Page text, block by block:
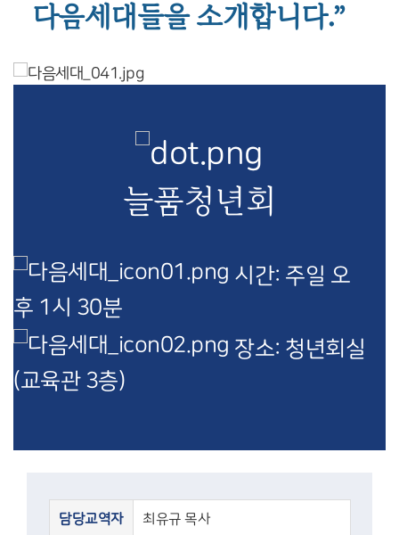
다음세대들을 소개합니다.”
늘품청년회
시간: 주일 오
후 1시 30분
장소: 청년회실
(교육관 3층)
담당교역자 최유규 목사